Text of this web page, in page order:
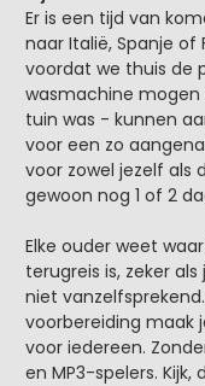
Er is een tijd van
naar Italië, Spanje of
voordat we thuis de
wasmachine
tuin was - kunnen
voor een zo
voor zowel jezelf als
gewoon nog 1 of 2
Elke ouder weet
terugreis is, zeker
niet
voorbereiding maak
voor iedereen.
en MP3-spelers.